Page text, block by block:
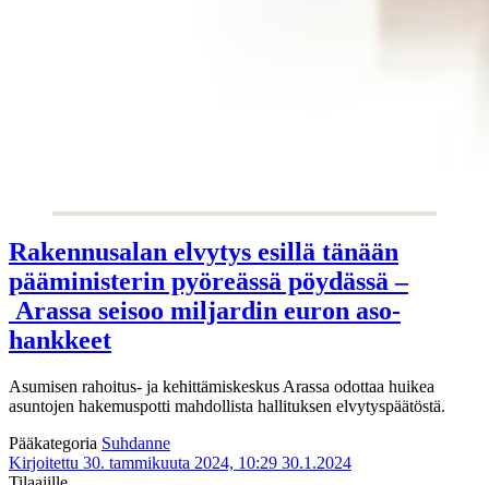
Rakennusalan elvytys esillä tänään
pääministerin pyöreässä pöydässä –
Arassa seisoo miljardin euron aso-
hankkeet
Asumisen rahoitus- ja kehittämiskeskus Arassa odottaa huikea
asuntojen hakemuspotti mahdollista hallituksen elvytyspäätöstä.
Pääkategoria Suhdanne
Kirjoitettu 30. tammikuuta 2024, 10:29 30.1.2024